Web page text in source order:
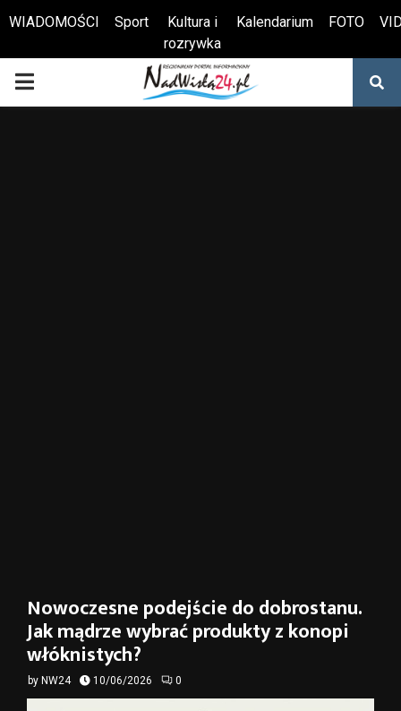
Otwórz pasek narzędzi
WIADOMOŚCI Sport
Kultura i
rozrywka
Kalendarium FOTO
PRIMARY
Nowoczesne podejście do dobrostanu.
Jak mądrze wybrać produkty z konopi
włóknistych?
by NW24 10/06/2026 0